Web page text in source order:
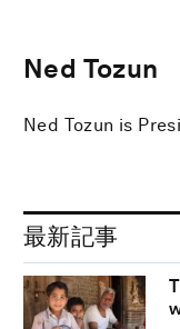
Ned Tozun
Ned Tozun is
最新記事